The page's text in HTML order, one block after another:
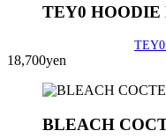
TEY0
18,700yen
BLEACH